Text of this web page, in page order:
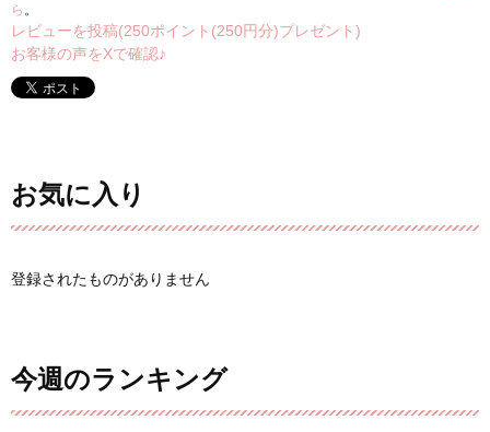
ら 。
レビューを投稿(250ポイント(250円分)プレゼント)
お客様の声をXで確認♪
お気に入り
登録されたものがありません
今週のランキング